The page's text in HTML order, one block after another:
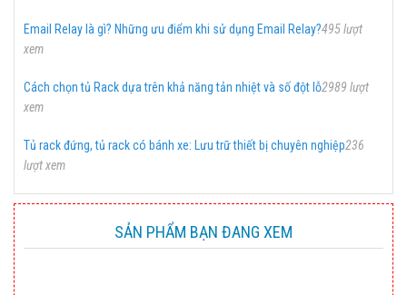
Email Relay là gì? Những ưu điểm khi sử dụng Email Relay?495 lượt
xem
Cách chọn tủ Rack dựa trên khả năng tản nhiệt và số đột lỗ2989 lượt
xem
Tủ rack đứng, tủ rack có bánh xe: Lưu trữ thiết bị chuyên nghiệp236
lượt xem
SẢN PHẨM BẠN ĐANG XEM